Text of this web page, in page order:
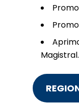
Magistral.